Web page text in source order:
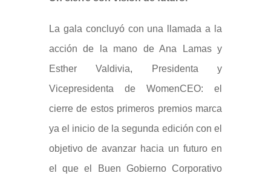
La gala concluyó con una llamada a la
acción de la mano de Ana Lamas y
Esther Valdivia, Presidenta y
Vicepresidenta de WomenCEO: el
cierre de estos primeros premios marca
ya el inicio de la segunda edición con el
objetivo de avanzar hacia un futuro en
el que el Buen Gobierno Corporativo